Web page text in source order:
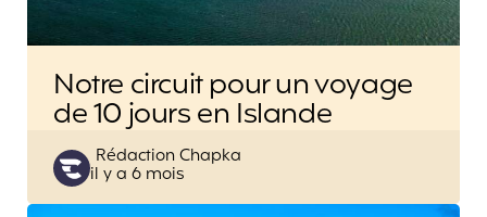
Notre circuit pour un voyage
de 10 jours en Islande
Posted
by
Rédaction Chapka
il y a 6 mois